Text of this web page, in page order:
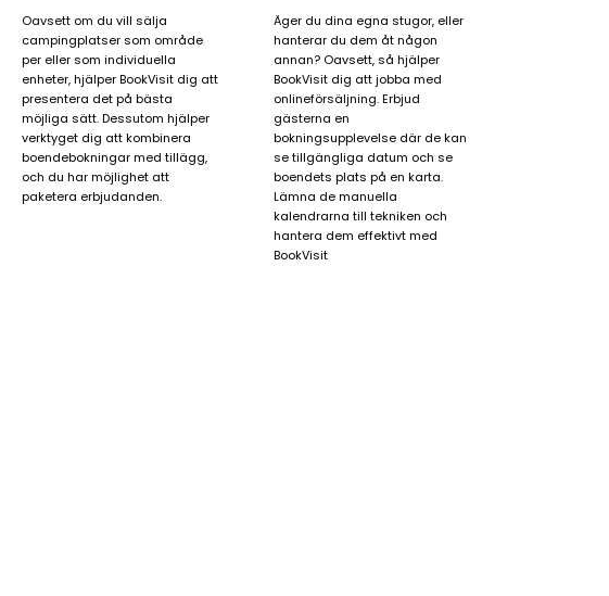
Oavsett om du vill sälja
campingplatser som område
per eller som individuella
enheter, hjälper BookVisit dig att
presentera det på bästa
möjliga sätt. Dessutom hjälper
verktyget dig att kombinera
boendebokningar med tillägg,
och du har möjlighet att
paketera erbjudanden.
Äger du dina egna stugor, eller
hanterar du dem åt någon
annan? Oavsett, så hjälper
BookVisit dig att jobba med
onlineförsäljning. Erbjud
gästerna en
bokningsupplevelse där de kan
se tillgängliga datum och se
boendets plats på en karta.
Lämna de manuella
kalendrarna till tekniken och
hantera dem effektivt med
BookVisit